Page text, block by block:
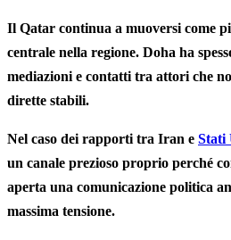
Il Qatar continua a muoversi come
centrale nella regione. Doha ha
mediazioni e contatti tra attori che
dirette stabili.
Nel caso dei rapporti tra Iran e Stati
un canale prezioso proprio perché
aperta una comunicazione politica
massima tensione.